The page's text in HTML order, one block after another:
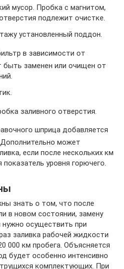
мусор. Пробка с магнитом,
подлежит очистке.
установленный поддон.
в зависимости от
быть заменен или очищен от
заливного отверстия.
шприца добавляется
может
если после нескольких км
показатель уровня горючего.
знать о том, что после
в новом состоянии, замену
осуществить при
заливка рабочей жидкости
000 км пробега. Объясняется
будет особенно интенсивно
комплектующих. При